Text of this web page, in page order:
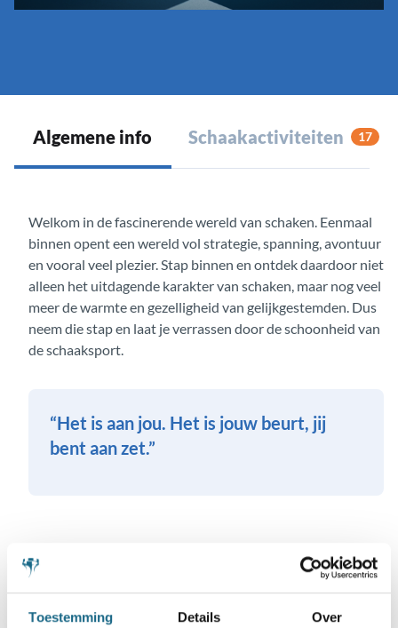
Toestemming Details Over
Algemene info Schaakactiviteiten 17
Welkom in de fascinerende wereld van schaken. Eenmaal
binnen opent een wereld vol strategie, spanning, avontuur
en vooral veel plezier. Stap binnen en ontdek daardoor niet
alleen het uitdagende karakter van schaken, maar nog veel
meer de warmte en gezelligheid van gelijkgestemden. Dus
neem die stap en laat je verrassen door de schoonheid van
de schaaksport.
Het is aan jou. Het is jouw beurt, jij
bent aan zet.
Wat hebben we jou te bieden?
“Jouw Eerste Zet” is een nieuw ontwikkeld programma, op
maat gemaakt voor de beginnende schaker. Bij